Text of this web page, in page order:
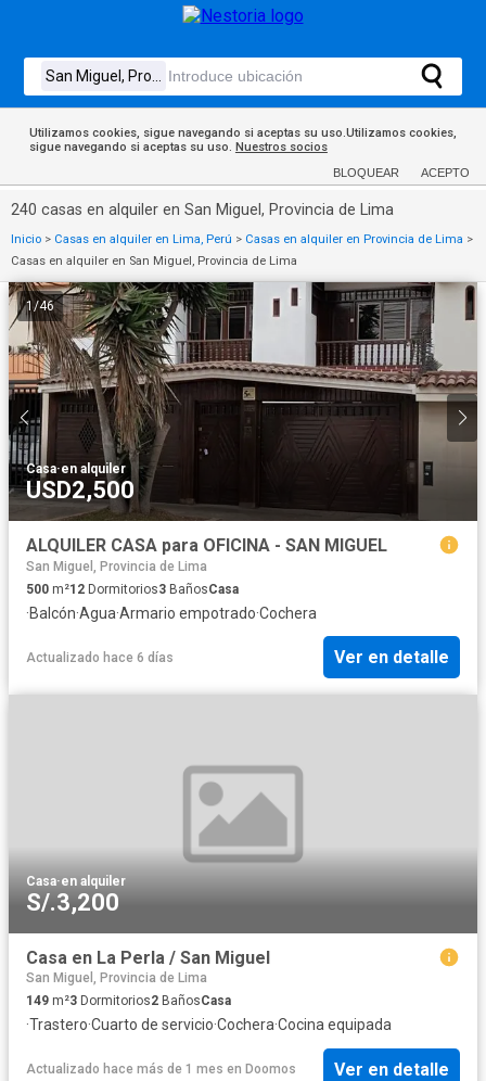
Utilizamos cookies, sigue navegando si aceptas su uso.Utilizamos cookies,
sigue navegando si aceptas su uso. Nuestros socios
BLOQUEAR ACEPTO
240 casas en alquiler en San Miguel, Provincia de Lima
Inicio > Casas en alquiler en Lima, Perú > Casas en alquiler en Provincia de Lima >
Casas en alquiler en San Miguel, Provincia de Lima
1/46
Casa·en alquiler
USD2,500
ALQUILER CASA para OFICINA - SAN MIGUEL
San Miguel, Provincia de Lima
500 m²12 Dormitorios3 BañosCasa
·Balcón·Agua·Armario empotrado·Cochera
Actualizado hace 6 días Ver en detalle
Casa·en alquiler
S/.3,200
Casa en La Perla / San Miguel
San Miguel, Provincia de Lima
149 m²3 Dormitorios2 BañosCasa
·Trastero·Cuarto de servicio·Cochera·Cocina equipada
Actualizado hace más de 1 mes en Doomos Ver en detalle